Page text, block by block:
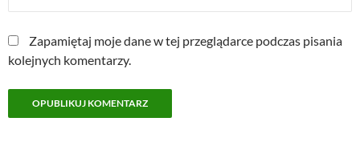
Zapamiętaj moje dane w tej przeglądarce podczas pisania
kolejnych komentarzy.